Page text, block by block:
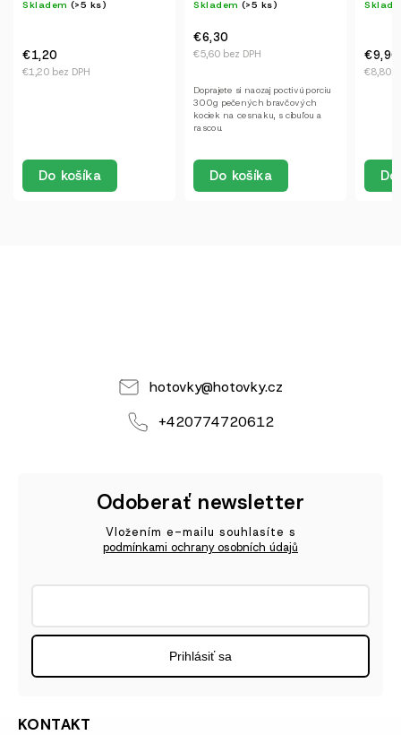
Skladem (>5 ks)
€5,60 bez DPH
Do košíka
Skladem (>5 ks)
€9,90
Do košíka
€8,80
hotovky@hotovky.cz
+420774720612
KONTAKT
Odoberať newsletter
Vložením e-mailu souhlasíte s
podmínkami ochrany osobních údajů
Prihlásiť sa